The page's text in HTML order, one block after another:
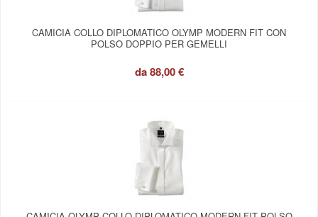
CAMICIA COLLO DIPLOMATICO OLYMP MODERN FIT CON
POLSO DOPPIO PER GEMELLI
da88,00 €